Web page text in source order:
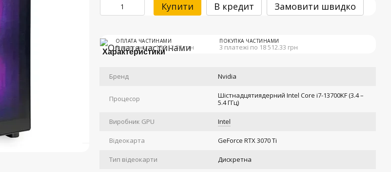
Купити В кредит Замовити швидко
ОПЛАТА ЧАСТИНАМИ
3 платежі по 18 512.33 грн
ПОКУПКА ЧАСТИНАМИ
3 платежі по 18 512.33 грн
Характеристики
Бренд Nvidia
Процесор
Шістнадцятиядерний Intel Core i7-13700KF (3.4 –
5.4 ГГц)
Виробник GPU Intel
Відеокарта GeForce RTX 3070 Ti
Тип відеокарти Дискретна